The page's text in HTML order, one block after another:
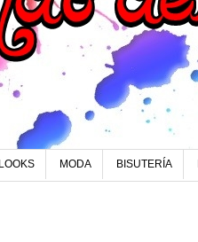
MODA BISUTERÍA